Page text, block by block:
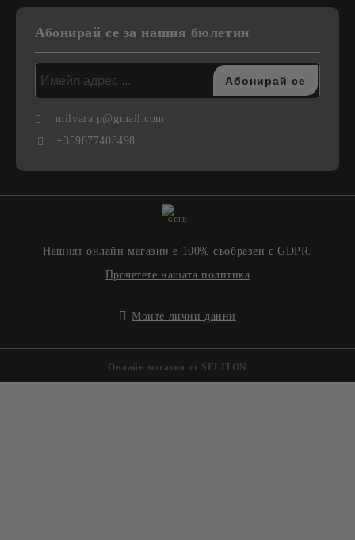
Абонирай се за нашия бюлетин
milvara.p@gmail.com
+359877408498
GDPR
Нашият онлайн магазин е 100% съобразен с GDPR.
Прочетете нашата политика
Моите лични данни
Онлайн магазин от SELITON